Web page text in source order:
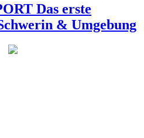
Das erste
& Umgebung